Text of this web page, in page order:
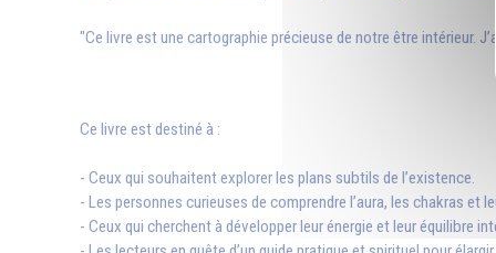
"Ce livre est une cartographie précieuse de notre être intérieur.
Ce livre est destiné à :
- Ceux qui souhaitent explorer les plans subtils de l’existence.
- Les personnes curieuses de comprendre l’aura, les chakras et
- Ceux qui cherchent à développer leur énergie et leur équilibre